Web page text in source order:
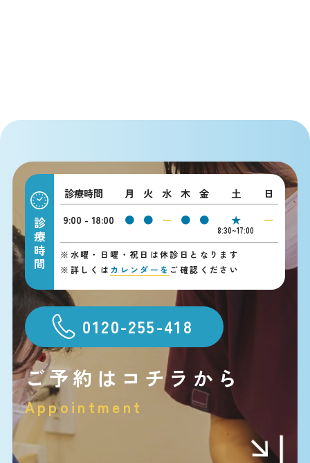
診療時間
診療時間 月 火 水 木 金 土
日
9:00 - 18:00
● ● ー ● ● ★
8:30~17:00
ー
※ 水曜・日曜・祝日は休診日となります
※ 詳しくは カレンダーを ご確認ください
0120-255-418
ご予約はコチラから
Appointment